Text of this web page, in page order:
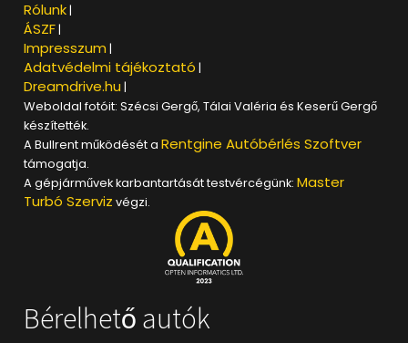
Rólunk|
ÁSZF|
Impresszum |
Adatvédelmi tájékoztató |
Dreamdrive.hu |
Weboldal fotóit: Szécsi Gergő, Tálai Valéria és Keserű Gergő
készítették.
A Bullrent működését aRentgine Autóbérlés Szoftver
támogatja.
A gépjárművek karbantartását testvércégünk:Master
Turbó Szerviz végzi.
Bérelhető autók